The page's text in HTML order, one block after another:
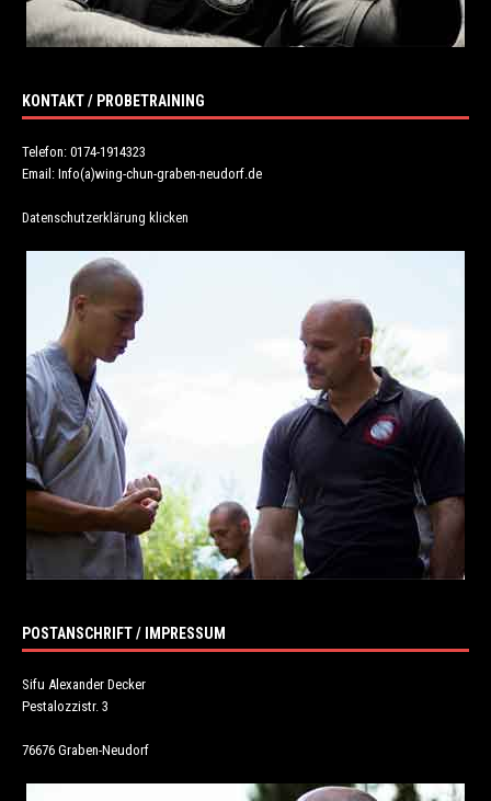
KONTAKT / PROBETRAINING
Telefon: 0174-1914323
Email: Info(a)wing-chun-graben-neudorf.de
Datenschutzerklärung klicken
POSTANSCHRIFT / IMPRESSUM
Sifu Alexander Decker
Pestalozzistr. 3
76676 Graben-Neudorf